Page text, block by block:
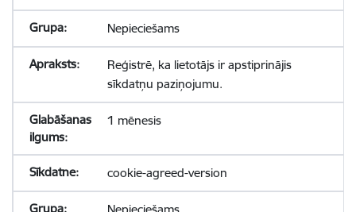
Nepieciešams
Reģistrē, ka lietotājs ir apstiprinājis
sīkdatņu paziņojumu.
1 mēnesis
cookie-agreed-version